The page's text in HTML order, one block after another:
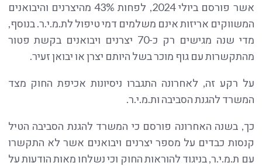
אשר פורסם ביולי 2024, לפחות 43% מהיצרנים והיבואנים
המשווקים אריזות אינם משלמים דמי טיפול לת.מ.י.ר. בנוסף,
מדי שנה מגישים רק כ-70 יצרנים ויבואנים בקשת פטור
מהתקשרות עם גוף מוכר בשל היותם יצרן או יבואן זעיר.
על רקע זה, לאחרונה התגברו ניסיונות אכיפת החוק מצד
המשרד להגנת הסביבה ות.מ.י.ר.
כך, בשנה האחרונה פורסם כי המשרד להגנת הסביבה הטיל
קנסות כבדים על מספר יצרנים ויבואנים אשר לא התקשרו
עם ת.מ.י.ר, בניגוד להוראות החוק וכי נשלחו מאות הודעות על